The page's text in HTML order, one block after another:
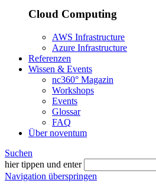
Cloud Computing
AWS Infrastructure
Azure Infrastructure
Referenzen
Wissen & Events
nc360° Magazin
Workshops
Events
Glossar
FAQ
Über noventum
Suchen
hier tippen und enter
Navigation überspringen